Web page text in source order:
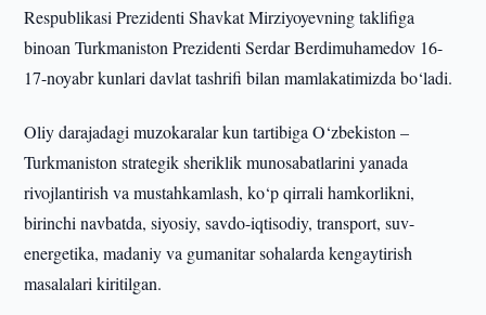
Respublikasi Prezidenti Shavkat Mirziyoyevning taklifiga
binoan Turkmaniston Prezidenti Serdar Berdimuhamedov 16-
17-noyabr kunlari davlat tashrifi bilan mamlakatimizda bo‘ladi.
Oliy darajadagi muzokaralar kun tartibiga O‘zbekiston –
Turkmaniston strategik sheriklik munosabatlarini yanada
rivojlantirish va mustahkamlash, ko‘p qirrali hamkorlikni,
birinchi navbatda, siyosiy, savdo-iqtisodiy, transport, suv-
energetika, madaniy va gumanitar sohalarda kengaytirish
masalalari kiritilgan.